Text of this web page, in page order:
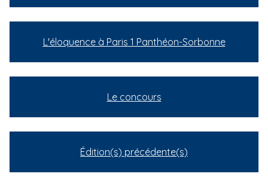
L'éloquence à Paris 1 Panthéon-Sorbonne
Le concours
Édition(s) précédente(s)